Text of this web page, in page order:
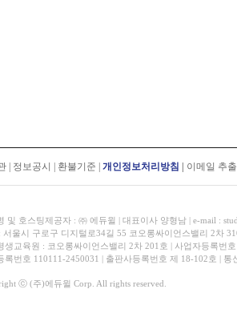
정보공시 환불기준 개인정보처리방침 이메일 추
및 호스팅제공자 : ㈜ 에듀윌 | 대표이사 양형남 | e-mail :
서울시 구로구 디지털로34길 55 코오롱싸이언스밸리 2차
생교육원 : 코오롱싸이언스밸리 2차 201호 | 사업자등록번
록번호 110111-2450031 | 출판사등록번호 제 18-102호 |
ⓒ (주)에듀윌 Corp. All rights reserved.